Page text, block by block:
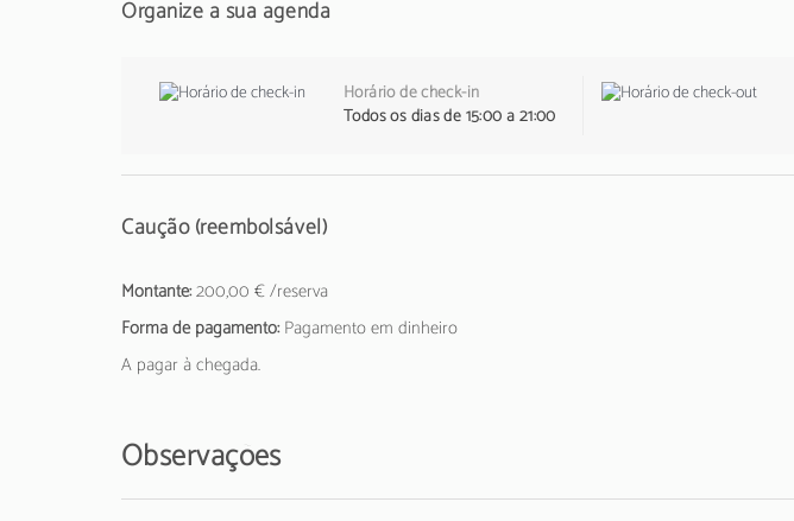
Organize a sua agenda
Horário de check-in
Todos os dias de 15:00 a 21:00
Caução (reembolsável)
Montante:200,00 € /reserva
Forma de pagamento:Pagamento em dinheiro
A pagar à chegada.
Observações